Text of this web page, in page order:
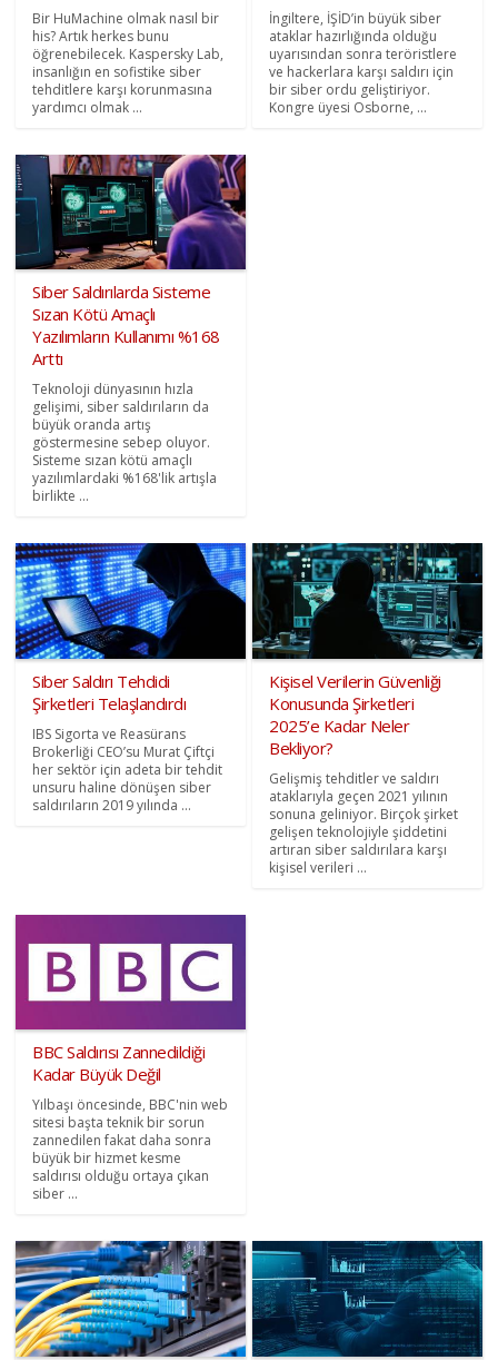
Bir HuMachine olmak nasıl bir
his? Artık herkes bunu
öğrenebilecek. Kaspersky Lab,
insanlığın en sofistike siber
tehditlere karşı korunmasına
yardımcı olmak ...
İngiltere, İŞİD’in büyük siber
ataklar hazırlığında olduğu
uyarısından sonra teröristlere
ve hackerlara karşı saldırı için
bir siber ordu geliştiriyor.
Kongre üyesi Osborne, ...
Siber Saldırılarda Sisteme
Sızan Kötü Amaçlı
Yazılımların Kullanımı %168
Arttı
Teknoloji dünyasının hızla
gelişimi, siber saldırıların da
büyük oranda artış
göstermesine sebep oluyor.
Sisteme sızan kötü amaçlı
yazılımlardaki %168'lik artışla
birlikte ...
Siber Saldırı Tehdidi
Şirketleri Telaşlandırdı
IBS Sigorta ve Reasürans
Brokerliği CEO’su Murat Çiftçi
her sektör için adeta bir tehdit
unsuru haline dönüşen siber
saldırıların 2019 yılında ...
Kişisel Verilerin Güvenliği
Konusunda Şirketleri
2025’e Kadar Neler
Bekliyor?
Gelişmiş tehditler ve saldırı
ataklarıyla geçen 2021 yılının
sonuna geliniyor. Birçok şirket
gelişen teknolojiyle şiddetini
artıran siber saldırılara karşı
kişisel verileri ...
BBC Saldırısı Zannedildiği
Kadar Büyük Değil
Yılbaşı öncesinde, BBC'nin web
sitesi başta teknik bir sorun
zannedilen fakat daha sonra
büyük bir hizmet kesme
saldırısı olduğu ortaya çıkan
siber ...